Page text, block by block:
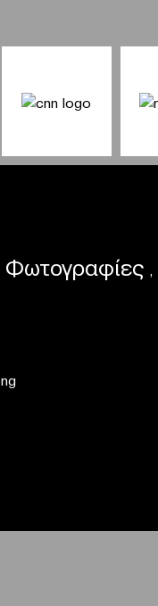
Φωτογραφίες ,